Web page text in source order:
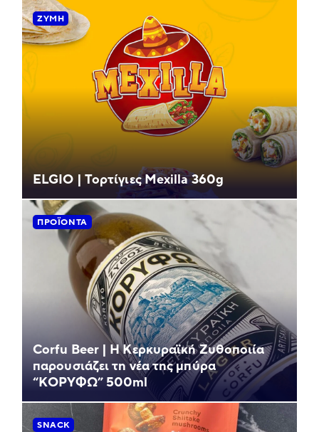
ΖΎΜΗ
ELGIO | Τορτίγιες Mexilla 360g
ΠΡΟΪΌΝΤΑ
Corfu Beer | Η Κερκυραϊκή Ζυθοποιία
παρουσιάζει τη νέα της μπύρα
“ΚΟΡΥΦΩ” 500ml
SNACK